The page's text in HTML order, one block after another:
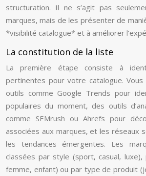
structuration. Il ne s’agit pas
marques, mais de les présenter de
*visibilité catalogue* et à améliorer
La constitution de la liste
La première étape consiste à
pertinentes pour votre catalogue.
outils comme Google Trends pour
populaires du moment, des outils
comme SEMrush ou Ahrefs pour
associées aux marques, et les réseaux
les tendances émergentes. Les
classées par style (sport, casual,
femme, enfant) ou par type de produit